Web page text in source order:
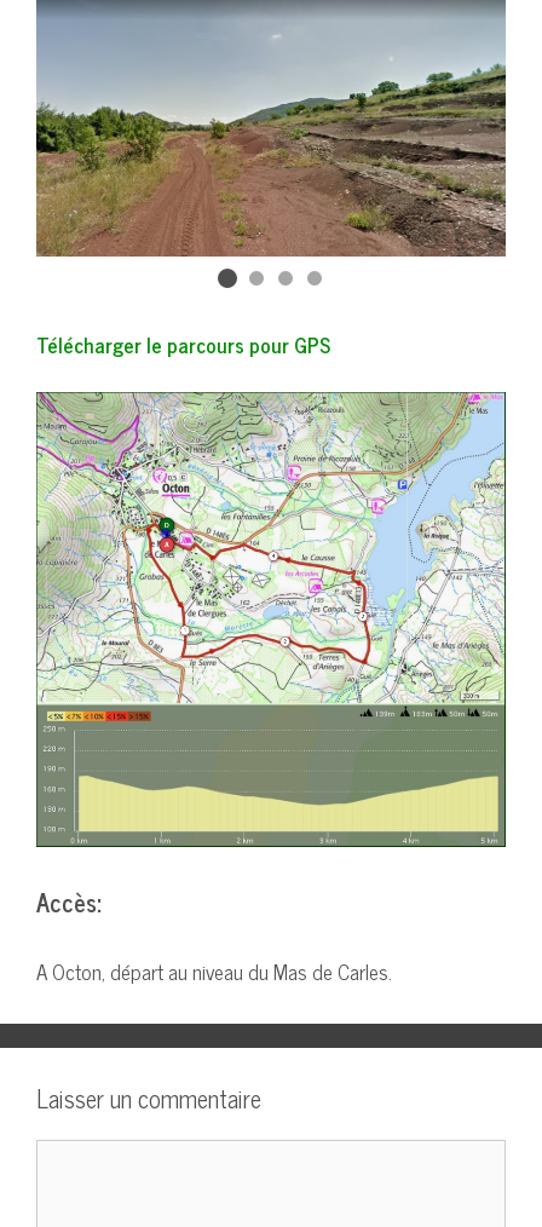
Télécharger le parcours pour GPS
Accès:
A Octon, départ au niveau du Mas de Carles.
Laisser un commentaire